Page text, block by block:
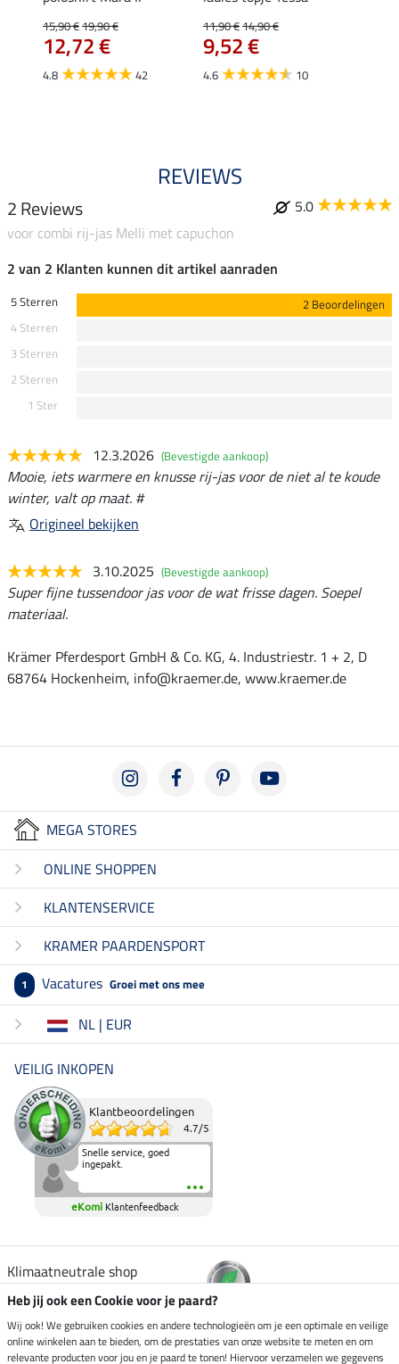
15,90 €19,90 €
12,72 €
4.8 42
11,90 €14,90 €
9,52 €
4.6 10
REVIEWS
2 Reviews
5.0
voor combi rij-jas Melli met capuchon
2 van 2 Klanten kunnen dit artikel aanraden
5 Sterren
2 Beoordelingen
4 Sterren
3 Sterren
2 Sterren
1 Ster
12.3.2026 (Bevestigde aankoop)
Mooie, iets warmere en knusse rij-jas voor de niet al te koude
winter, valt op maat. #
Origineel bekijken
3.10.2025 (Bevestigde aankoop)
Super fijne tussendoor jas voor de wat frisse dagen. Soepel
materiaal.
Krämer Pferdesport GmbH & Co. KG, 4. Industriestr. 1 + 2, D
68764 Hockenheim, info@kraemer.de, www.kraemer.de
MEGA STORES
ONLINE SHOPPEN
KLANTENSERVICE
KRAMER PAARDENSPORT
1 Vacatures Groei met ons mee
NL | EUR
VEILIG INKOPEN
Klantbeoordelingen
4.7/5
Snelle service, goed
ingepakt.
eKomi Klantenfeedback
Klimaatneutrale shop
Verzending per
Heb jij ook een Cookie voor je paard?
Wij ook! We gebruiken cookies en andere technologieën om je een optimale en veilige
online winkelen aan te bieden, om de prestaties van onze website te meten en om
relevante producten voor jou en je paard te tonen! Hiervoor verzamelen we gegevens